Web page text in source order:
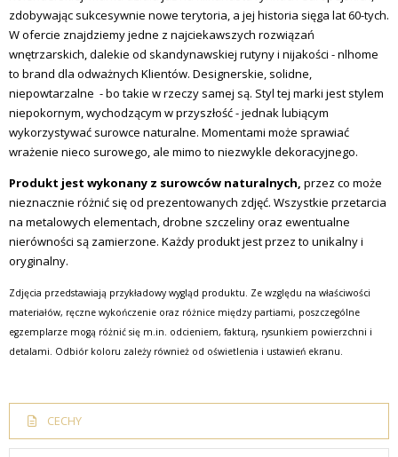
zdobywając sukcesywnie nowe terytoria, a jej historia sięga lat 60-tych.
W ofercie znajdziemy jedne z najciekawszych rozwiązań
wnętrzarskich, dalekie od skandynawskiej rutyny i nijakości - nlhome
to brand dla odważnych Klientów. Designerskie, solidne,
niepowtarzalne - bo takie w rzeczy samej są. Styl tej marki jest stylem
niepokornym, wychodzącym w przyszłość - jednak lubiącym
wykorzystywać surowce naturalne. Momentami może sprawiać
wrażenie nieco surowego, ale mimo to niezwykle dekoracyjnego.
Produkt jest wykonany z surowców naturalnych, przez co może
nieznacznie różnić się od prezentowanych zdjęć. Wszystkie przetarcia
na metalowych elementach, drobne szczeliny oraz ewentualne
nierówności są zamierzone. Każdy produkt jest przez to unikalny i
oryginalny.
Zdjęcia przedstawiają przykładowy wygląd produktu. Ze względu na właściwości
materiałów, ręczne wykończenie oraz różnice między partiami, poszczególne
egzemplarze mogą różnić się m.in. odcieniem, fakturą, rysunkiem powierzchni i
detalami. Odbiór koloru zależy również od oświetlenia i ustawień ekranu.
CECHY